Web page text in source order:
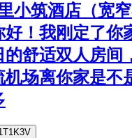
小筑酒店（宽
好！我刚定了你
的舒适双人房间
机场离你家是不